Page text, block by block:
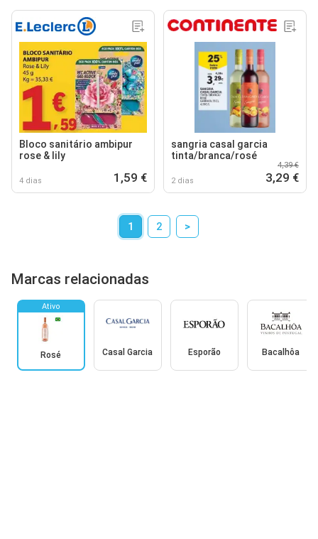
Bloco sanitário ambipur
rose & lily
4 dias 1,59 €
sangria casal garcia
tinta/branca/rosé
2 dias
4,39 €
3,29 €
1 2 >
Marcas relacionadas
Ativo
Rosé Casal Garcia Esporão Bacalhôa